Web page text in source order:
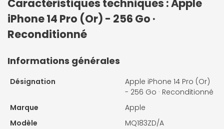
Caractéristiques techniques : Apple
iPhone 14 Pro (Or) - 256 Go ·
Reconditionné
Informations générales
Désignation
Apple iPhone 14 Pro (Or)
- 256 Go · Reconditionné
Marque
Apple
Modèle
MQ183ZD/A